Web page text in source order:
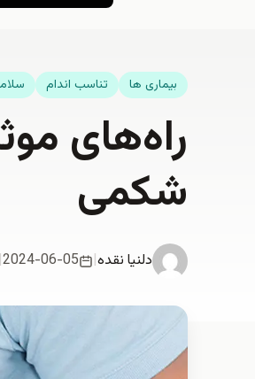
بیماری ها تناسب اندام
راه‌های
شکمی
دلنیا نقدە|
2024-06-05
|